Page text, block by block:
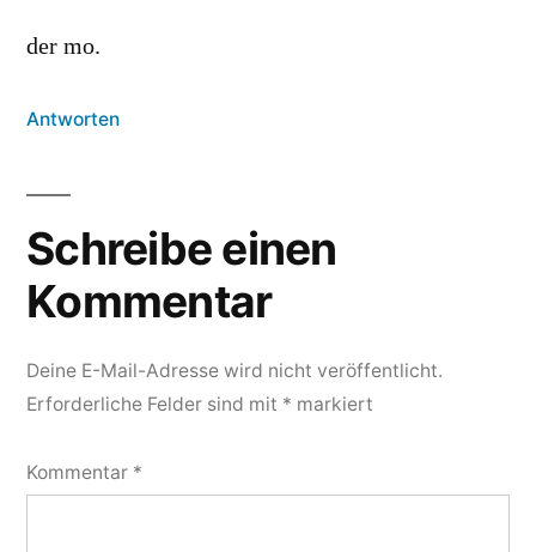
der mo.
Antworten
Schreibe einen
Kommentar
Deine E-Mail-Adresse wird nicht veröffentlicht.
Erforderliche Felder sind mit * markiert
Kommentar *